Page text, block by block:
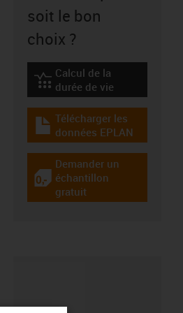
soit le bon
choix ?
igus-icon-lebensdauerrechner
Calcul de la
durée de vie
igus-icon-download-plan
Télécharger les
données EPLAN
igus-icon-gratismuster
Demander un
échantillon
gratuit